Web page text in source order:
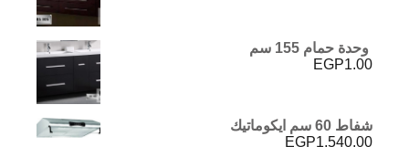
وحدة حمام 155 سم
EGP1.00
شفاط 60 سم ايكوماتيك
EGP1,540.00